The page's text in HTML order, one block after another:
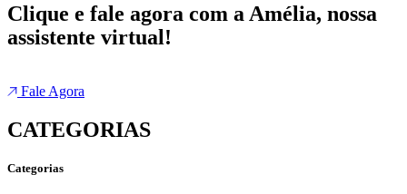
Clique e fale agora com a Amélia, nossa
assistente virtual!
Fale Agora
CATEGORIAS
Categorias